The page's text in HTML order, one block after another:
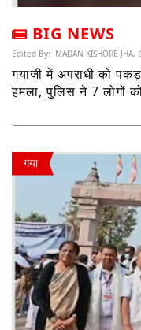
BIG NEWS
Edited By: MADAN KISHORE JHA,
गयाजी में अपराधी को
हमला, पुलिस ने 7 लोगों
गया